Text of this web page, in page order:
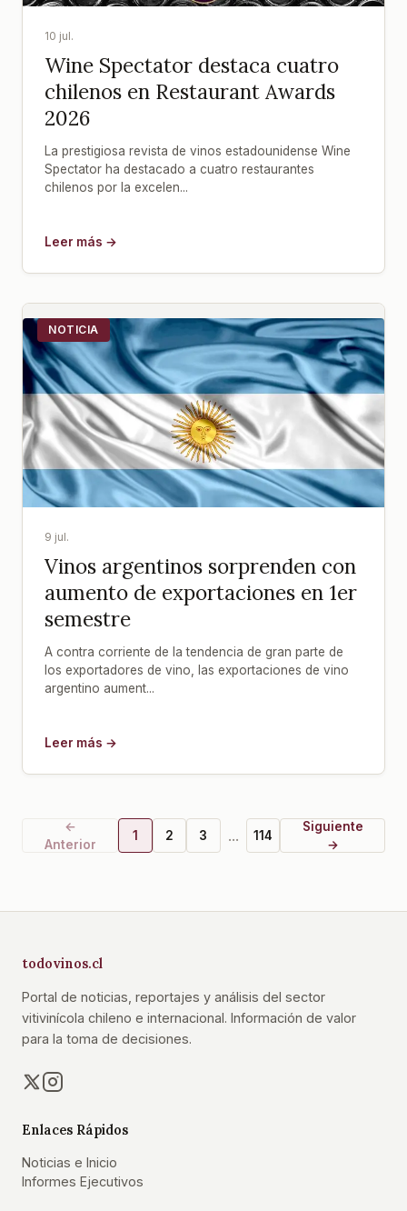
10 jul.
Wine Spectator destaca cuatro
chilenos en Restaurant Awards
2026
La prestigiosa revista de vinos estadounidense Wine
Spectator ha destacado a cuatro restaurantes
chilenos por la excelen...
Leer más →
NOTICIA
9 jul.
Vinos argentinos sorprenden con
aumento de exportaciones en 1er
semestre
A contra corriente de la tendencia de gran parte de
los exportadores de vino, las exportaciones de vino
argentino aument...
Leer más →
←
Anterior
1 2 3 ... 114
Siguiente
→
todovinos.cl
Portal de noticias, reportajes y análisis del sector
vitivinícola chileno e internacional. Información de valor
para la toma de decisiones.
Enlaces Rápidos
Noticias e Inicio
Informes Ejecutivos